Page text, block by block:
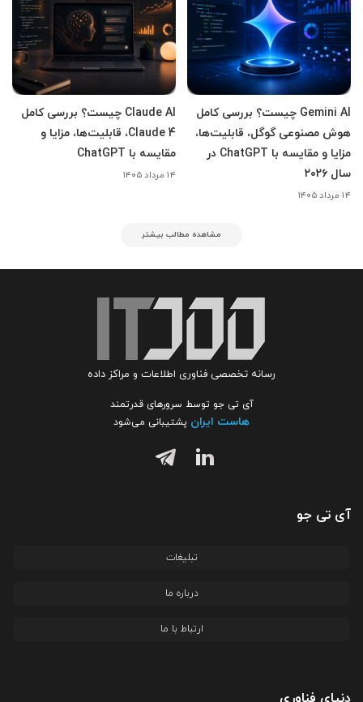
Gemini AI چیست؟ بررسی کامل
هوش مصنوعی گوگل، قابلیت‌ها،
مزایا و مقایسه با ChatGPT در
سال ۲۰۲۶
۱۴ مرداد ۱۴۰۵
Claude AI چیست؟ بررسی کامل
Claude 4، قابلیت‌ها، مزایا و
مقایسه با ChatGPT
۱۴ مرداد ۱۴۰۵
مشاهده مطالب بیشتر
رسانه تخصصی فناوری اطلاعات و مراکز داده
آی تی جو توسط سرورهای قدرتمند
هاست ایران پشتیبانی می‌شود
آی تی جو
تبلیغات
درباره ما
ارتباط با ما